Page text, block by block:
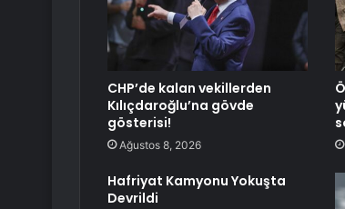
CHP’de kalan vekillerden
Kılıçdaroğlu’na gövde
gösterisi!
Ağustos 8, 2026
Hafriyat Kamyonu Yokuşta
Devrildi